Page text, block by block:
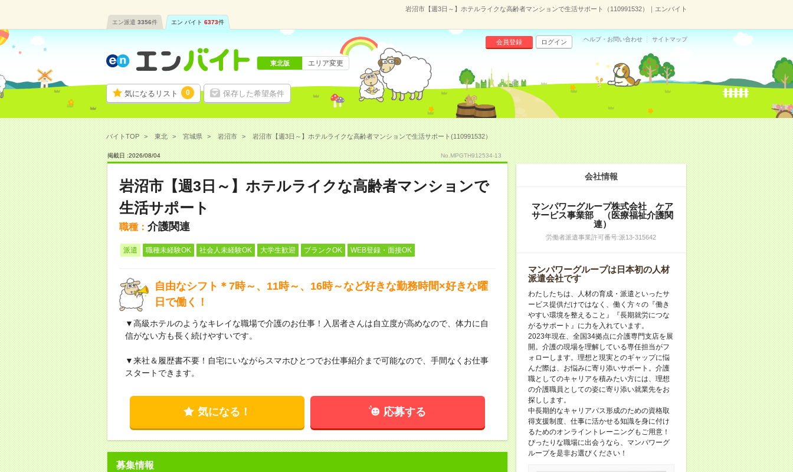
岩沼市【週3日～】ホテルライクな高齢者マンションで生活サポート（110991532）｜エンバイト
エン派遣 3356件 エン バイト 6373件
気になるリスト 0 保存した希望条件
会員登録 ログイン ヘルプ・お問い合わせ サイトマップ
東北版 エリア変更
バイトTOP 東北 宮城県 岩沼市 岩沼市【週3日～】ホテルライクな高齢者マンションで生活サポート(110991532）
掲載日 :2026/08/04 No.MPGTH912534-13
岩沼市【週3日～】ホテルライクな高齢者マンションで
生活サポート
職種： 介護関連
派遣 職種未経験OK 社会人未経験OK 大学生歓迎 ブランクOK WEB登録・面接OK
自由なシフト＊7時～、11時～、16時～など好きな勤務時間×好きな曜
日で働く！
▼高級ホテルのようなキレイな職場で介護のお仕事！入居者さんは自立度が高めなので、体力に自
信がない方も長く続けやすいです。
▼来社＆履歴書不要！自宅にいながらスマホひとつでお仕事紹介まで可能なので、手間なくお仕事
スタートできます。
気になる！ 応募する
募集情報
会社情報
マンパワーグループ株式会社 ケア
サービス事業部 （医療福祉介護関
連）
労働者派遣事業許可番号:派13-315642
マンパワーグループは日本初の人材
派遣会社です
わたしたちは、人材の育成・派遣といったサ
ービス提供だけではなく、働く方々の『働き
やすい環境を整えること』『長期就労につな
がるサポート』に力を入れています。
2023年現在、全国34拠点に介護専門支店を展
開。介護の現場を理解している専任担当がフ
ォローします。理想と現実とのギャップに悩
んだ際は、お悩みに寄り添いサポート。介護
職としてのキャリアを積みたい方には、理想
の介護職員としての姿に寄り添い就業先をお
探しします。
中長期的なキャリアパス形成のための資格取
得支援制度、仕事に活かせる知識を身に付け
るためのオンライントレーニングもご用意！
ぴったりな職場に出会うなら、マンパワーグ
ループを是非お選びください！